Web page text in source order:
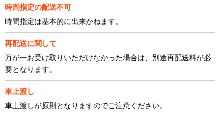
時間指定の配送不可
時間指定は基本的に出来かねます。
再配送に関して
万が一お受け取りいただけなかった場合は、別途再配送料が必
要となります。
車上渡し
車上渡しが原則となりますのでご注意ください。